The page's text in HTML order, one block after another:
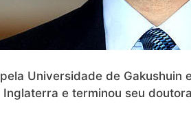
Universidade de Gakushuin
e terminou seu